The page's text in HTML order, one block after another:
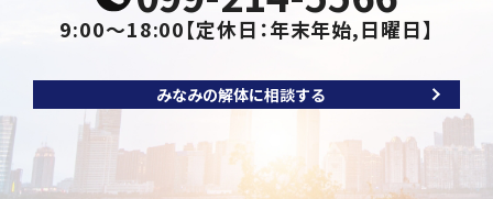
9:00～18:00【定休日：年末年始,日曜日】
みなみの解体に相談する